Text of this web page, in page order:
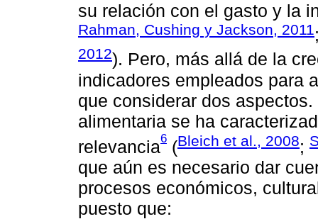
su relación con el gasto y la
Rahman, Cushing y Jackson, 2011
2012). Pero, más allá de la
indicadores empleados para
que considerar dos
alimentaria se ha
relevancia6 (Bleich et al., 2008;
que aún es necesario dar
procesos económicos,
puesto que: